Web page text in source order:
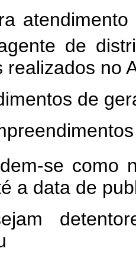
de
realizados no
de
se como
a data de